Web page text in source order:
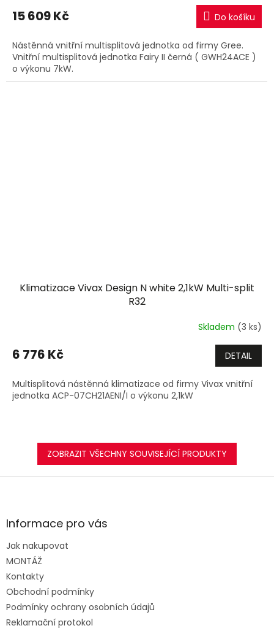
15 609 Kč Do košíku
Nástěnná vnitřní multisplitová jednotka od firmy Gree.
Vnitřní multisplitová jednotka Fairy II černá ( GWH24ACE )
o výkonu 7kW.
Klimatizace Vivax Design N white 2,1kW Multi-split
R32
Skladem (3 ks)
6 776 Kč DETAIL
Multisplitová nástěnná klimatizace od firmy Vivax vnitřní
jednotka ACP-07CH21AENI/I o výkonu 2,1kW
ZOBRAZIT VŠECHNY SOUVISEJÍCÍ PRODUKTY
Z
aInformace pro vás
Jak nakupovat
MONTÁŽ
Kontakty
Obchodní podmínky
Podmínky ochrany osobních údajů
Reklamační protokol